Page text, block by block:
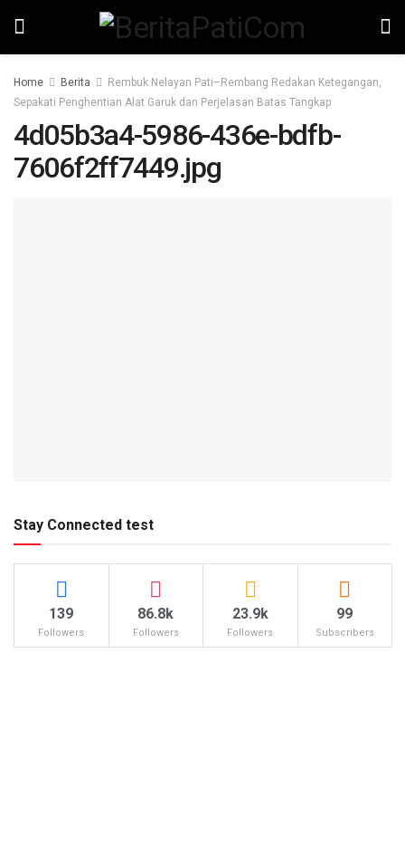
Home Berita
Rembuk Nelayan Pati–Rembang Redakan Ketegangan,
Sepakati Penghentian Alat Garuk dan Perjelasan Batas Tangkap
4d05b3a4-5986-436e-bdfb-
7606f2ff7449.jpg
Stay Connected test
139
Followers
86.8k
Followers
23.9k
Followers
99
Subscribers